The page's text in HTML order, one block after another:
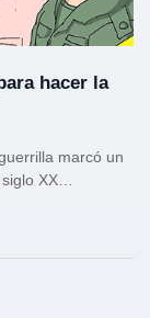
hacer la
marcó un
XX…